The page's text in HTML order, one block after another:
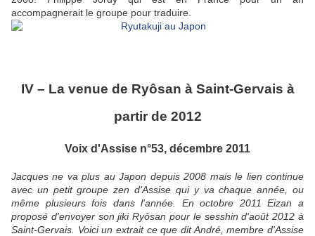
accompagnerait le groupe pour traduire.
IV – La venue de Ryôsan à Saint-Gervais à
partir de 2012
Voix d'Assise n°53, décembre 2011
Jacques ne va plus au Japon depuis 2008 mais le lien continue
avec un petit groupe zen d'Assise qui y va chaque année, ou
même plusieurs fois dans l'année. En octobre 2011 Eizan a
proposé d'envoyer son jiki Ryôsan pour le sesshin d'août 2012 à
Saint-Gervais. Voici un extrait ce que dit André, membre d'Assise